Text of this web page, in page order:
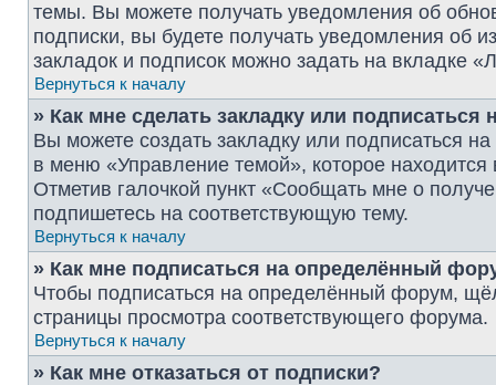
темы. Вы можете получать уведомления об
подписки, вы будете получать уведомления об
закладок и подписок можно задать на вкладке
Вернуться к началу
» Как мне сделать закладку или
Вы можете создать закладку или подписаться
в меню «Управление темой», которое
Отметив галочкой пункт «Сообщать мне о
подпишетесь на соответствующую тему.
Вернуться к началу
» Как мне подписаться на определённый
Чтобы подписаться на определённый форум,
страницы просмотра соответствующего форума.
Вернуться к началу
» Как мне отказаться от подписки?